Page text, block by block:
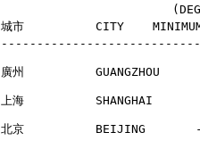
城市          CITY    MINIMUM 最
廣州          GUANGZHOU
上海          SHANGHAI
北京          BEIJING